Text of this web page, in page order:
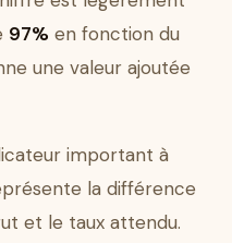
97% en fonction du
une valeur ajoutée
important à
la différence
et le taux attendu.